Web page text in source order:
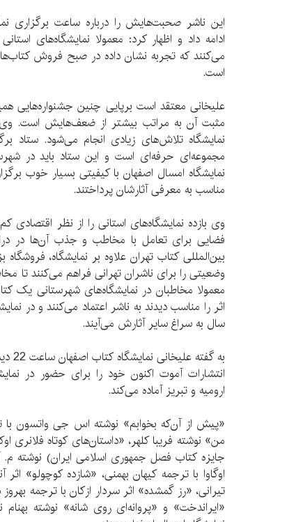
ادامه داد و اظهار کرد: معمولا نمایشگاه‌های
می‌کنند که تجربه نشان داده در صبح فروش کتاب‌ها
است.
علیخانی معتقد است برپایی چنین جشنواره‌هایی
مثبت آن به مراتب بیشتر از ضعف‌هایش است. وی
نمایشگاه تلاش‌های زیادی انجام می‌شود. ستاد
مجموعه‌ای حرفه‌ای است و این ستاد باید در
نمایشگاه امسال اصفهان با کیفیتی بسیار خوب
مناسب به معرفی آثارشان پرداختند.
وی بازده نمایشگاه‌های استانی را از نظر
فضایی برای تعامل با مخاطب و جذب آن‌ها در
بین‌المللی کتاب تهران علاوه بر نمایشگاه،
وضعیتی را برای ناشران تهرانی فراهم می‌کنند تا
معمولا مخاطبان در نمایشگاه‌های شهرستانی یک
اثر را مناسب دیدند به ناشر اعتماد می‌کنند و در
سال به سراغ سایر آثارش می‌آیند.
به
انتشارات آموت اکنون خود را برای حضور در
ارومیه و تبریز آماده می‌کند.
«پیش از آن‌که بخوابم» نوشته اس جی واتسون با
من» نوشته فریبا کلهر، «داستان‌های کوتاه فلانری
جایزه کتاب فصل جمهوری اسلامی ایران) نوشته م.
اوگاوا با ترجمه کیهان بهمنی، «شازده کوچولو»
تیرانی، «رز گمشده» اثر سردار ازکان با ترجمه
«ایراندخت» و «پروانه‌ای روی شانه» نوشته